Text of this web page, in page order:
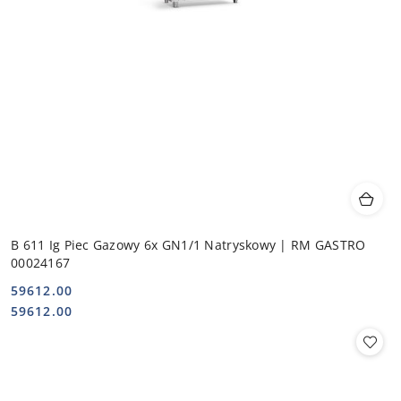
B 611 Ig Piec Gazowy 6x GN1/1 Natryskowy | RM GASTRO
00024167
Cena:
59612.00
Cena:
59612.00